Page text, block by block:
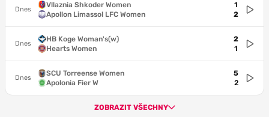
Dnes
Vllaznia Shkoder Women
Apollon Limassol LFC Women
1
2
Dnes
HB Koge Woman's(w)
Hearts Women
2
1
Dnes
SCU Torreense Women
Apolonia Fier W
5
2
ZOBRAZIT VŠECHNY